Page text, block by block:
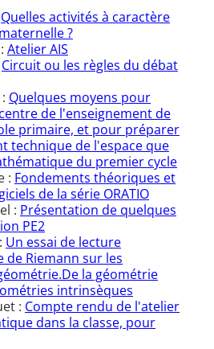
Quelles activités à caractère
?
Atelier AIS
Circuit ou les règles du débat
Quelques moyens pour
de l'enseignement de
primaire, et pour préparer
technique de l'espace que
du premier cycle
: Fondements théoriques et
de la série ORATIO
: Présentation de quelques
PE2
Un essai de lecture
Riemann sur les
la géométrie
intrinsèques
: Compte rendu de l'atelier
dans la classe, pour